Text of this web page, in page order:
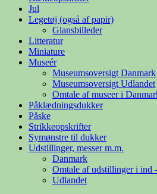
Jul
Legetøj (også af papir)
Glansbilleder
Litteratur
Miniature
Museér
Museumsoversigt Danmark
Museumsoversigt Udlandet
Omtale af museer i
Påklædningsdukker
Påske
Strikkeopskrifter
Symønstre til dukker
Udstillinger, messer m.m.
Danmark
Omtale af udstillinger i ind
Udlandet